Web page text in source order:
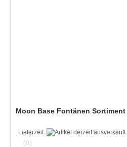
Moon Base Fontänen Sortiment
Lieferzeit:
(0)